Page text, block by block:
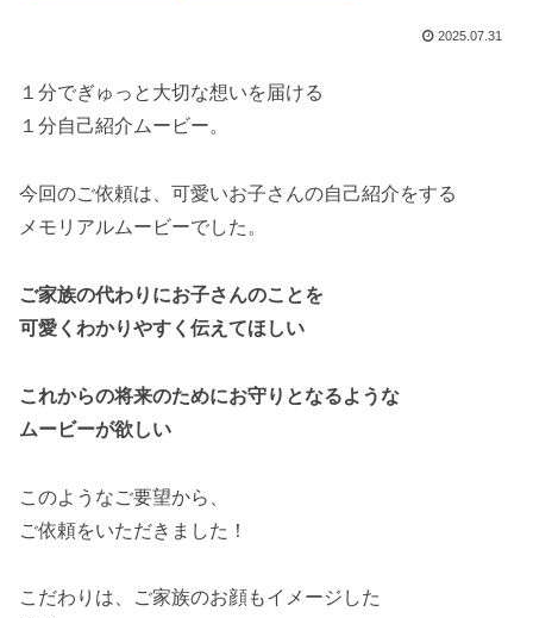
2025.07.31
１分でぎゅっと大切な想いを届ける
１分自己紹介ムービー。
今回のご依頼は、可愛いお子さんの自己紹介をする
メモリアルムービーでした。
ご家族の代わりにお子さんのことを
可愛くわかりやすく伝えてほしい
これからの将来のためにお守りとなるような
ムービーが欲しい
このようなご要望から、
ご依頼をいただきました！
こだわりは、ご家族のお顔もイメージした